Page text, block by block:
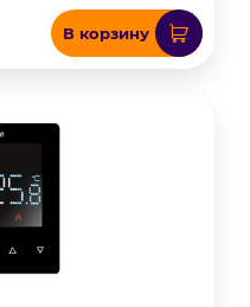
В корзину